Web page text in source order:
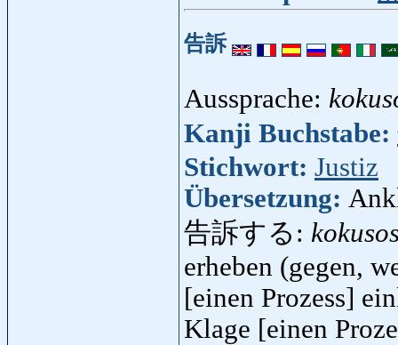
告訴
Aussprache:
Kanji Buchstabe:
Stichwort: Justiz
Übersetzung:
告訴する:
erheben (gegen,
[einen Prozess]
Klage [einen